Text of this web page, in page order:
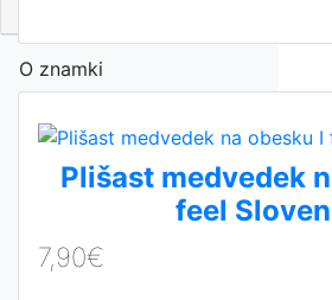
O znamki
Plišast medvedek
feel
7,90€